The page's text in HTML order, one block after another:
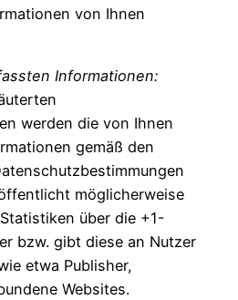
von Ihnen
Informationen:
werden die von Ihnen
gemäß den
möglicherweise
über die +1-
bzw. gibt diese an Nutzer
etwa Publisher,
Websites.